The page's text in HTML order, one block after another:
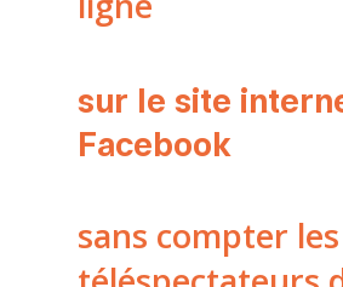
sur le site
Facebook
sans compter les
le